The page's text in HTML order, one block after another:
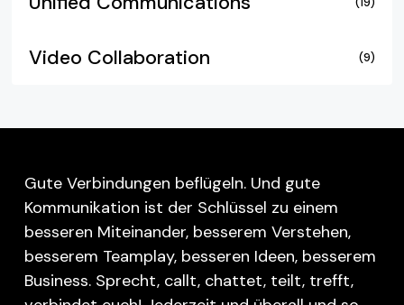
Video Collaboration (9)
Gute Verbindungen beflügeln. Und gute
Kommunikation ist der Schlüssel zu einem
besseren Miteinander, besserem Verstehen,
besserem Teamplay, besseren Ideen, besserem
Business. Sprecht, callt, chattet, teilt, trefft,